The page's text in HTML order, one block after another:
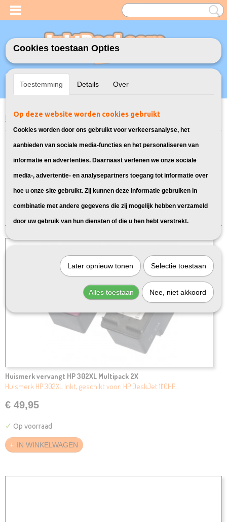
Inloggen Registreren
UW WINKELWAGEN
Home>Model Printer>302XL Inkt cartridges voor HP
voor HP OfficeJet 4650
Inktcartridges geschikt voor de HP
OfficeJet 4650:
Huismerk vervangt HP 302XL Multipack 2X
Huismerk HP 302XL Inkt, geschikt voor: HP DeskJet 1110HP…
€ 49,95
✓ Op voorraad
IN WINKELWAGEN
Cookies toestaan Opties
Toestemming Details Over
Op deze website worden cookies gebruikt
Cookies worden door ons gebruikt voor verkeersanalyse, het
aanbieden van sociale media-functies en het personaliseren van
informatie en advertenties. Daarnaast verlenen we onze sociale
media-, advertentie- en analysepartners toegang tot informatie over
hoe u onze site gebruikt. Zij kunnen deze informatie gebruiken in
combinatie met andere gegevens die zij mogelijk hebben verzameld
door uw gebruik van hun diensten of die u hen hebt verstrekt.
Later opnieuw tonen Selectie toestaan
Alles toestaan Nee, niet akkoord